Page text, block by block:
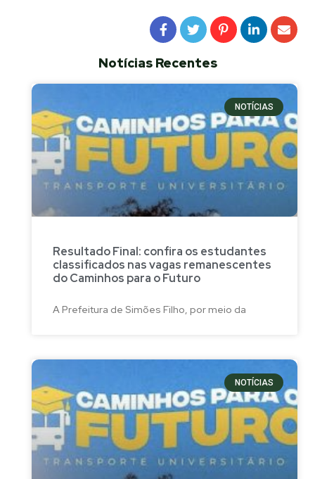
Notícias Recentes
NOTÍCIAS
Resultado Final: confira os estudantes
classificados nas vagas remanescentes
do Caminhos para o Futuro
A Prefeitura de Simões Filho, por meio da
NOTÍCIAS